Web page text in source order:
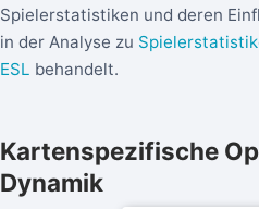
Spielerstatistiken und deren
in der Analyse zu
ESL behandelt.
Kartenspezifische
Dynamik